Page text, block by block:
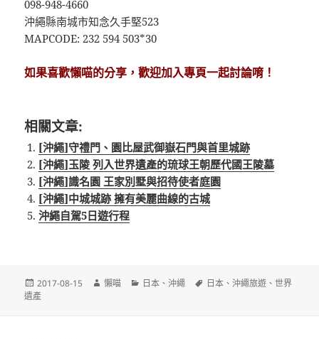
098-948-4660
沖繩縣南城市知念久手堅523
MAPCODE: 232 594 503*30
如果喜歡懶喵的分享，歡迎加入專頁一起討論唷！
相關文章:
[沖繩]守禮門、園比屋武御嶽石門與首里城跡
[沖繩]玉陵 列入世界遺產的琉球王朝歷代國王陵墓
[沖繩]識名園 王家別墅與招待使者庭園
[沖繩]中城城跡 擁有美麗曲線的古城
沖繩自駕5日遊行程
發
佈
2017-08-15
作
懶喵
分
日本 、沖繩
標
日本 、沖繩旅遊 、世界
遺產